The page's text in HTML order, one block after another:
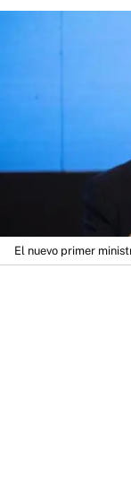
El nuevo primer